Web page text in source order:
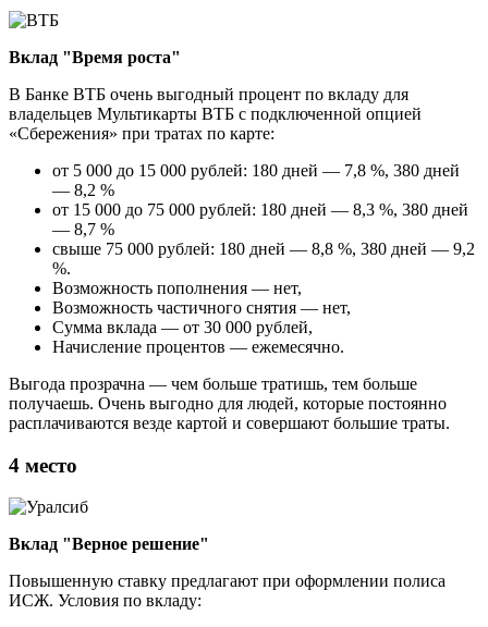
Вклад "Время роста"
В Банке ВТБ очень выгодный процент по вкладу для
владельцев Мультикарты ВТБ с подключенной опцией
«Сбережения» при тратах по карте:
от 5 000 до 15 000 рублей: 180 дней — 7,8 %, 380 дней
— 8,2 %
от 15 000 до 75 000 рублей: 180 дней — 8,3 %, 380 дней
— 8,7 %
свыше 75 000 рублей: 180 дней — 8,8 %, 380 дней — 9,2
%.
Возможность пополнения — нет,
Возможность частичного снятия — нет,
Сумма вклада — от 30 000 рублей,
Начисление процентов — ежемесячно.
Выгода прозрачна — чем больше тратишь, тем больше
получаешь. Очень выгодно для людей, которые постоянно
расплачиваются везде картой и совершают большие траты.
4 место
Вклад "Верное решение"
Повышенную ставку предлагают при оформлении полиса
ИСЖ. Условия по вкладу: